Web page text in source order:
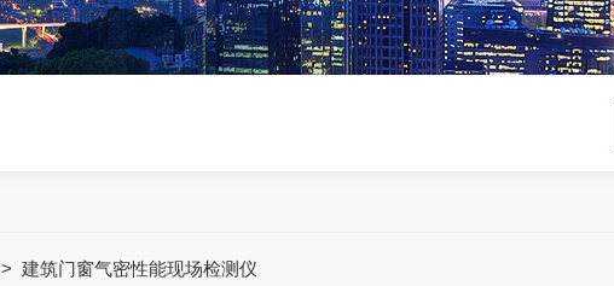
>建筑门窗气密性能现场检测仪